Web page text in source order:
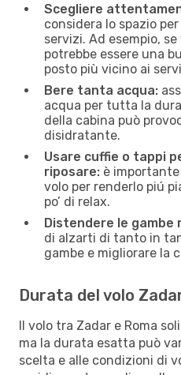
Scegliere
considera lo spazio
servizi. Ad esempio,
potrebbe essere una
posto più vicino ai
Bere tanta acqua:
acqua per tutta la
della cabina può
disidratante.
Usare cuffie o tappi
riposare: è
volo per renderlo piú
po’ di relax.
Distendere le gambe
di alzarti di tanto in
gambe e migliorare la
Durata del volo
Il volo tra Zadar e Roma
ma la durata esatta può
scelta e alle condizioni di